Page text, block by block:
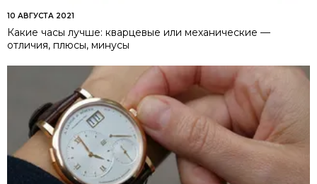
10 АВГУСТА 2021
Какие часы лучше: кварцевые или механические —
отличия, плюсы, минусы